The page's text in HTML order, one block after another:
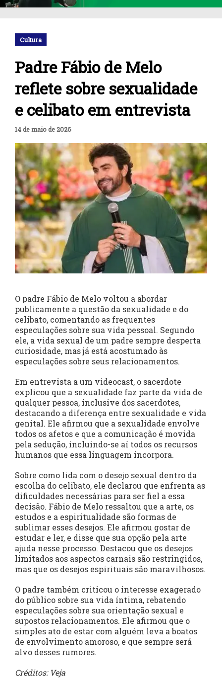
Cultura
Padre Fábio de Melo
reflete sobre sexualidade
e celibato em entrevista
14 de maio de 2026
O padre Fábio de Melo voltou a abordar
publicamente a questão da sexualidade e do
celibato, comentando as frequentes
especulações sobre sua vida pessoal. Segundo
ele, a vida sexual de um padre sempre desperta
curiosidade, mas já está acostumado às
especulações sobre seus relacionamentos.
Em entrevista a um videocast, o sacerdote
explicou que a sexualidade faz parte da vida de
qualquer pessoa, inclusive dos sacerdotes,
destacando a diferença entre sexualidade e vida
genital. Ele afirmou que a sexualidade envolve
todos os afetos e que a comunicação é movida
pela sedução, incluindo-se aí todos os recursos
humanos que essa linguagem incorpora.
Sobre como lida com o desejo sexual dentro da
escolha do celibato, ele declarou que enfrenta as
dificuldades necessárias para ser fiel a essa
decisão. Fábio de Melo ressaltou que a arte, os
estudos e a espiritualidade são formas de
sublimar esses desejos. Ele afirmou gostar de
estudar e ler, e disse que sua opção pela arte
ajuda nesse processo. Destacou que os desejos
limitados aos aspectos carnais são restringidos,
mas que os desejos espirituais são maravilhosos.
O padre também criticou o interesse exagerado
do público sobre sua vida íntima, rebatendo
especulações sobre sua orientação sexual e
supostos relacionamentos. Ele afirmou que o
simples ato de estar com alguém leva a boatos
de envolvimento amoroso, e que sempre será
alvo desses rumores.
Créditos: Veja